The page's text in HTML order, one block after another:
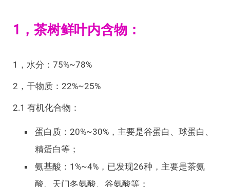
1，茶树鲜叶内含物：
1，水分：75%~78%
2，干物质：22%~25%
2.1 有机化合物：
蛋白质：20%~30%，主要是谷蛋白、球蛋白、
精蛋白等；
氨基酸：1%~4%，已发现26种，主要是茶氨
酸、天门冬氨酸、谷氨酸等；